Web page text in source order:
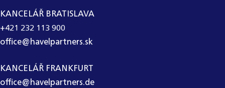
KANCELÁŘ BRATISLAVA
+421 232 113 900
office@havelpartners.sk
KANCELÁŘ FRANKFURT
office@havelpartners.de